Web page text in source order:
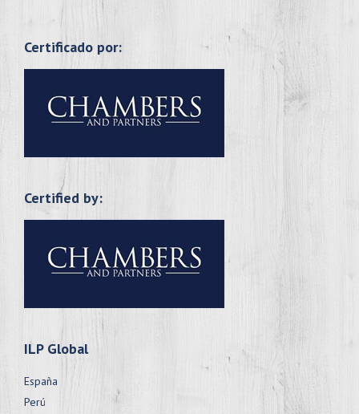
Certificado por:
Certified by:
ILP Global
España
Perú